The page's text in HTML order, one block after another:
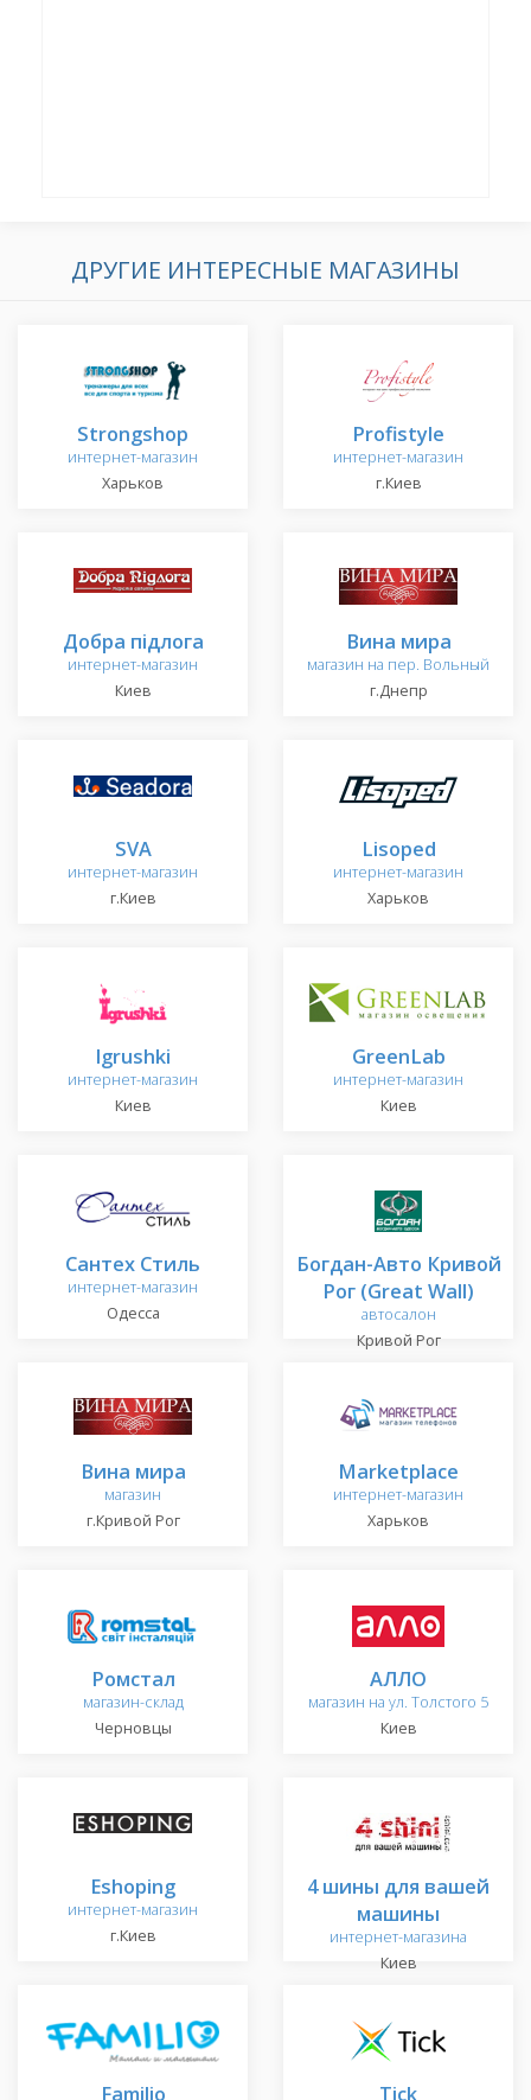
ДРУГИЕ ИНТЕРЕСНЫЕ МАГАЗИНЫ
Strongshop
интернет-магазин
Харьков
Profistyle
интернет-магазин
г.Киев
Добра підлога
интернет-магазин
Киев
Вина мира
магазин на пер. Вольный
г.Днепр
SVA
интернет-магазин
г.Киев
Lisoped
интернет-магазин
Харьков
Igrushki
интернет-магазин
Киев
GreenLab
интернет-магазин
Киев
Сантех Стиль
интернет-магазин
Одесса
Богдан-Авто Кривой
Рог (Great Wall)
автосалон
Кривой Рог
Вина мира
магазин
г.Кривой Рог
Marketplace
интернет-магазин
Харьков
Ромстал
магазин-склад
Черновцы
АЛЛО
магазин на ул. Толстого 5
Киев
Eshoping
интернет-магазин
г.Киев
4 шины для вашей
машины
интернет-магазина
Киев
Familio Tick